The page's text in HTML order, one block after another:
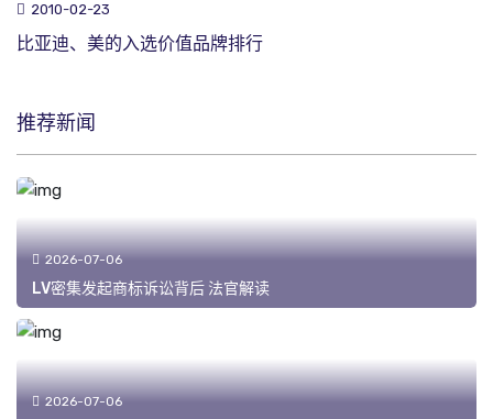
2010-02-23
比亚迪、美的入选价值品牌排行
推荐新闻
2026-07-06
LV密集发起商标诉讼背后 法官解读
2026-07-06